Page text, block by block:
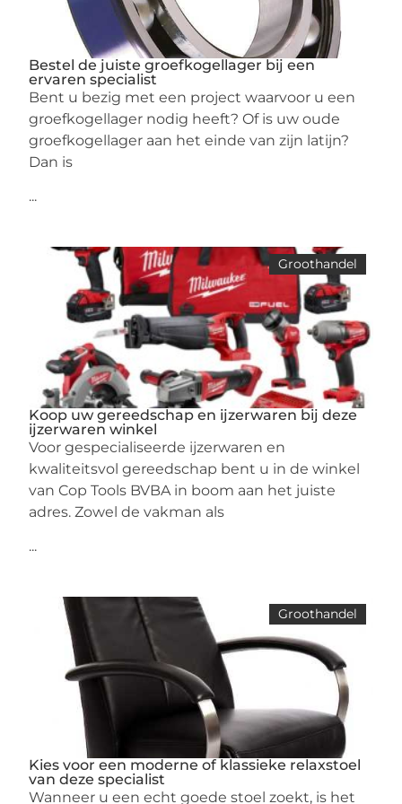
Bestel de juiste groefkogellager bij een
ervaren specialist
Bent u bezig met een project waarvoor u een
groefkogellager nodig heeft? Of is uw oude
groefkogellager aan het einde van zijn latijn?
Dan is
...
Groothandel
Koop uw gereedschap en ijzerwaren bij deze
ijzerwaren winkel
Voor gespecialiseerde ijzerwaren en
kwaliteitsvol gereedschap bent u in de winkel
van Cop Tools BVBA in boom aan het juiste
adres. Zowel de vakman als
...
Groothandel
Kies voor een moderne of klassieke relaxstoel
van deze specialist
Wanneer u een echt goede stoel zoekt, is het